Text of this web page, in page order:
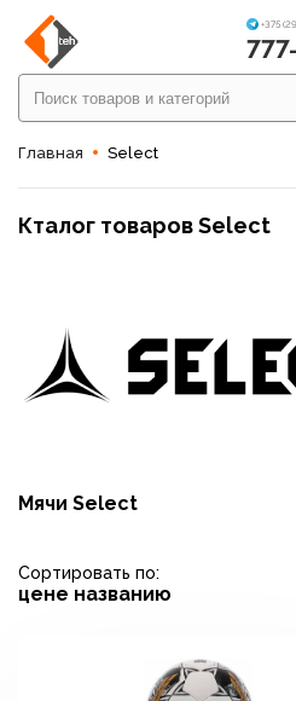
+375
Главная Select
Кталог товаров Select
Мячи Select
Сортировать по:
цене названию